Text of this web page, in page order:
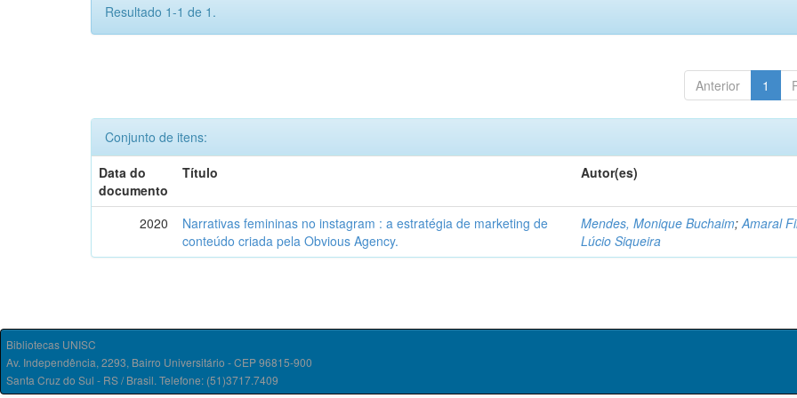
Resultado 1-1 de 1.
Anterior 1
Conjunto de itens:
Data do
documento
Título Autor(es)
2020
Narrativas femininas no instagram : a estratégia de marketing de
conteúdo criada pela Obvious Agency.
Mendes, Monique Buchaim;Amaral
Lúcio Siqueira
Bibliotecas UNISC
Av. Independência, 2293, Bairro Universitário - CEP 96815-900
Santa Cruz do Sul - RS / Brasil. Telefone: (51)3717.7409